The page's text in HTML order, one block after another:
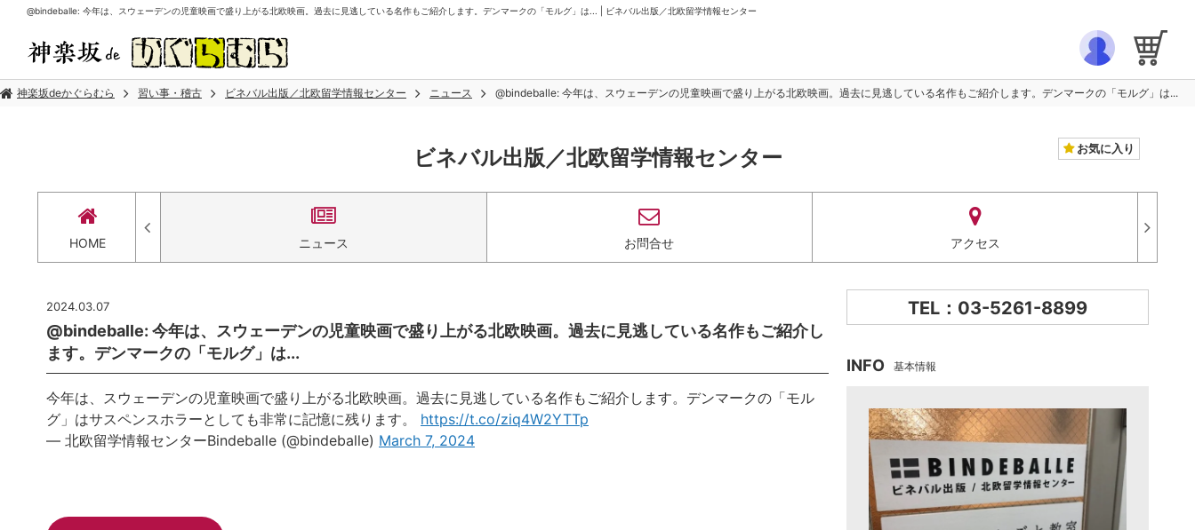
@bindeballe: 今年は、スウェーデンの児童映画で盛り上がる北欧映画。過去に見逃している名作もご紹介します。デンマークの「モルグ」は... | ビネバル出版／北欧留学情報センター
神楽坂deかぐらむら 習い事・稽古 ビネバル出版／北欧留学情報センター ニュース @bindeballe: 今年は、スウェーデンの児童映画で盛り上がる北欧映画。過去に見逃している名作もご紹介します。デンマークの「モルグ」は...
ビネバル出版／北欧留学情報センター お気に入り
HOME ニュース お問合せ アクセス
2024.03.07
@bindeballe: 今年は、スウェーデンの児童映画で盛り上がる北欧映画。過去に見逃している名作もご紹介し
ます。デンマークの「モルグ」は...
今年は、スウェーデンの児童映画で盛り上がる北欧映画。過去に見逃している名作もご紹介します。デンマークの「モル
グ」はサスペンスホラーとしても非常に記憶に残ります。 https://t.co/ziq4W2YTTp
— 北欧留学情報センターBindeballe (@bindeballe) March 7, 2024
TEL：03-5261-8899
INFO 基本情報